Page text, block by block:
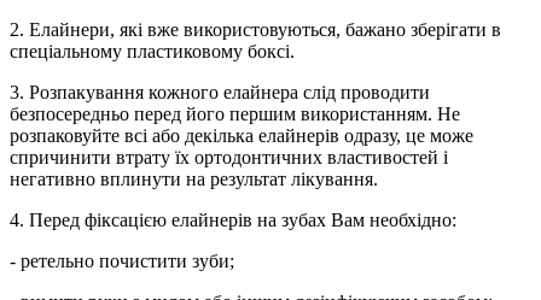
2. Елайнери, які вже використовуються, бажано зберігати в
спеціальному пластиковому боксі.
3. Розпакування кожного елайнера слід проводити
безпосередньо перед його першим використанням. Не
розпаковуйте всі або декілька елайнерів одразу, це може
спричинити втрату їх ортодонтичних властивостей і
негативно вплинути на результат лікування.
4. Перед фіксацією елайнерів на зубах Вам необхідно:
- ретельно почистити зуби;